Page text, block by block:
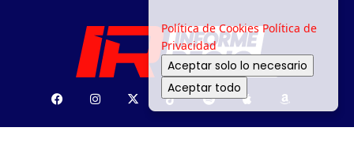
Política de Cookies Política de
Privacidad
Aceptar solo lo necesario
Aceptar todo